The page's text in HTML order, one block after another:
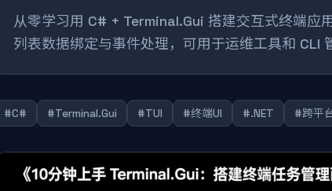
从零学习用 C# + Terminal.Gui 搭建交互式终端应
列表数据绑定与事件处理，可用于运维工具和 CLI
#C# #Terminal.Gui #TUI #终端UI #.NET #跨平